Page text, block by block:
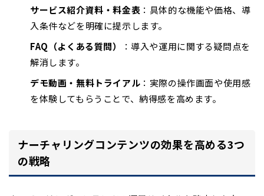
サービス紹介資料・料金表 ：具体的な機能や価格、導
入条件などを明確に提示します。
FAQ（よくある質問）
：導入や運用に関する疑問点を
解消します。
デモ動画・無料トライアル ：実際の操作画面や使用感
を体験してもらうことで、納得感を高めます。
ナーチャリングコンテンツの効果を高める3つ
の戦略